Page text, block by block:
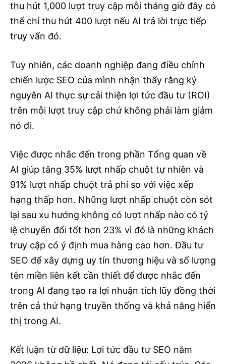
thu hút 1,000 lượt truy cập mỗi tháng giờ đây có
thể chỉ thu hút 400 lượt nếu AI trả lời trực tiếp
truy vấn đó.
Tuy nhiên, các doanh nghiệp đang điều chỉnh
chiến lược SEO của mình nhận thấy rằng kỷ
nguyên AI thực sự cải thiện lợi tức đầu tư (ROI)
trên mỗi lượt truy cập chứ không phải làm giảm
nó đi.
Việc được nhắc đến trong phần Tổng quan về
AI giúp tăng 35% lượt nhấp chuột tự nhiên và
91% lượt nhấp chuột trả phí so với việc xếp
hạng thấp hơn. Những lượt nhấp chuột còn sót
lại sau xu hướng không có lượt nhấp nào có tỷ
lệ chuyển đổi tốt hơn 23% vì đó là những khách
truy cập có ý định mua hàng cao hơn. Đầu tư
SEO để xây dựng uy tín thương hiệu và số lượng
tên miền liên kết cần thiết để được nhắc đến
trong AI đang tạo ra lợi nhuận tích lũy đồng thời
trên cả thứ hạng truyền thống và khả năng hiển
thị trong AI.
Kết luận từ dữ liệu: Lợi tức đầu tư SEO năm